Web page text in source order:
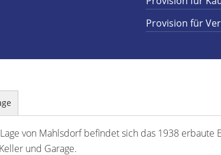
Provision für
von Mahlsdorf befindet sich das 1938 erbaute
und Garage.